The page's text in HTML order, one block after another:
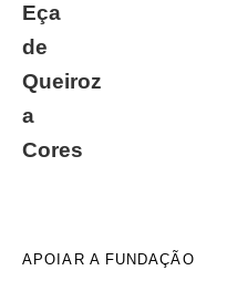
APOIAR A FUNDAÇÃO